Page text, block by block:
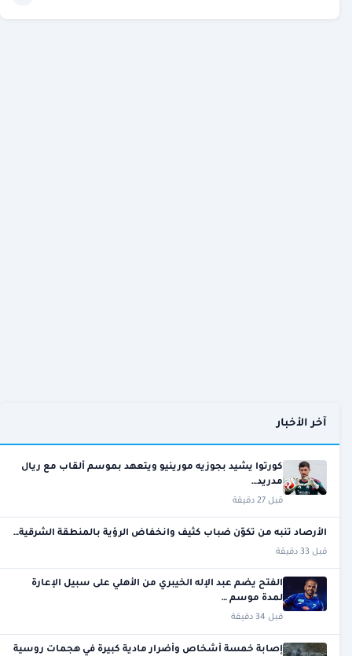
آخر الأخبار
كورتوا يشيد بجوزيه مورينيو ويتعهد بموسم ألقاب مع ريال
مدريد…
قبل 27 دقيقة
الأرصاد تنبه من تكوّن ضباب كثيف وانخفاض الرؤية بالمنطقة الشرقية…
قبل 33 دقيقة
الفتح يضم عبد الإله الخيبري من الأهلي على سبيل الإعارة
لمدة موسم …
قبل 34 دقيقة
إصابة خمسة أشخاص وأضرار مادية كبيرة في هجمات روسية